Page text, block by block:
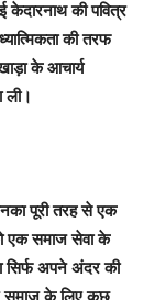
केदारनाथ की पवित्र
की तरफ
के आचार्य
ली।
पूरी तरह से एक
एक समाज सेवा के
सिर्फ अपने अंदर की
समाज के लिए कुछ